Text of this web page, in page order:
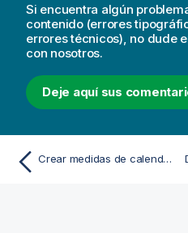
Si encuentra algún
contenido (errores
errores técnicos), no dude
con nosotros.
Deje aquí sus
Crear medidas de calendario